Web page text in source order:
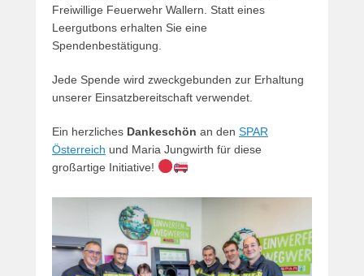
Freiwillige Feuerwehr Wallern. Statt eines
Leergutbons erhalten Sie eine
Spendenbestätigung.
Jede Spende wird zweckgebunden zur Erhaltung
unserer Einsatzbereitschaft verwendet.
Ein herzliches Dankeschön an den SPAR
Österreich und Maria Jungwirth für diese
großartige Initiative!